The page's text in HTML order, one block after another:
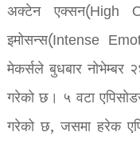
अक्टेन एक्सन(High
इमोसन्स(Intense
मेकर्सले बुधबार नोभेम्बर
गरेको छ। ५ वटा
गरेको छ, जसमा हरेक